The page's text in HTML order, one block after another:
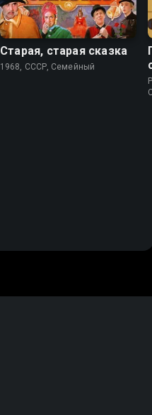
Старая, старая сказка
1968, СССР, Cемейный